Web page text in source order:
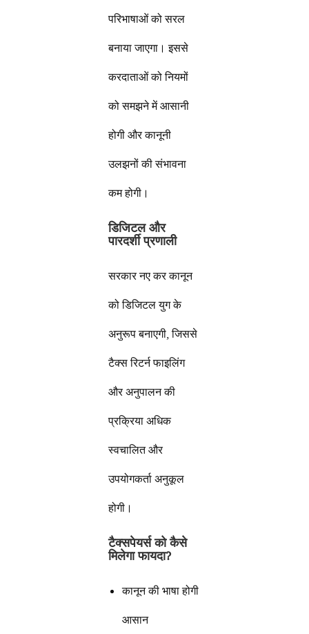
परिभाषाओं को सरल
बनाया जाएगा। इससे
करदाताओं को नियमों
को समझने में आसानी
होगी और कानूनी
उलझनों की संभावना
कम होगी।
डिजिटल और
पारदर्शी प्रणाली
सरकार नए कर कानून
को डिजिटल युग के
अनुरूप बनाएगी, जिससे
टैक्स रिटर्न फाइलिंग
और अनुपालन की
प्रक्रिया अधिक
स्वचालित और
उपयोगकर्ता अनुकूल
होगी।
टैक्सपेयर्स को कैसे
मिलेगा फायदा?
कानून की भाषा होगी
आसान